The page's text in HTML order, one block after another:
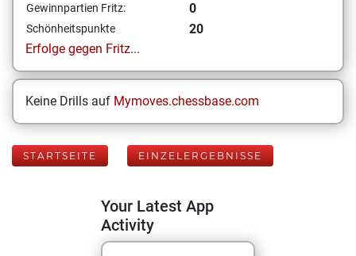
Gewinnpartien Fritz: 0
Schönheitspunkte
20
Erfolge gegen Fritz...
Keine Drills auf Mymoves.chessbase.com
STARTSEITE EINZELERGEBNISSE
Your Latest App
Activity